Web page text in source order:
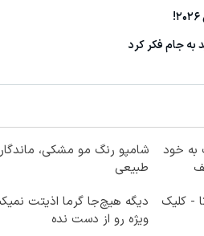
به جام فکر کرد
به خود
شامپو رنگ مو مشکی،
طبیعی
- کلیک
دیگه هیچ‌جا گرما اذیتت
ویژه رو از دست نده